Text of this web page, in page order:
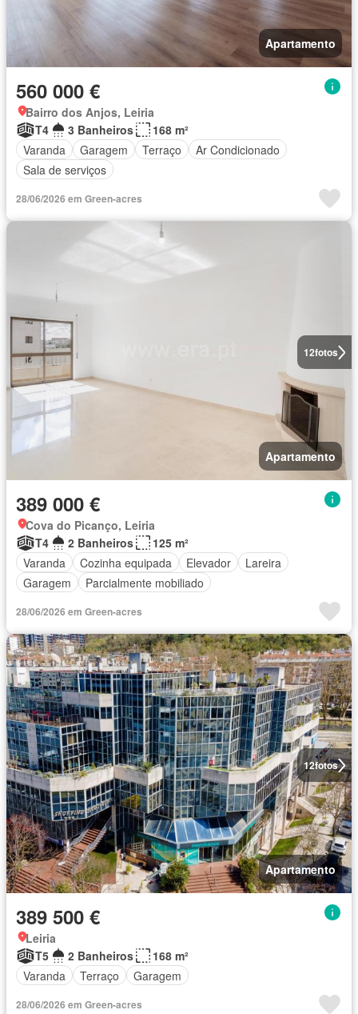
Apartamento
560 000 €
Bairro dos Anjos, Leiria
T4
3 Banheiros
168 m²
Varanda
Garagem Terraço
Ar Condicionado
Sala de serviços
28/06/2026 em Green-acres
12fotos
Apartamento
389 000 €
Cova do Picanço, Leiria
T4
2 Banheiros
125 m²
Varanda
Cozinha equipada Elevador
Lareira
Garagem
Parcialmente mobiliado
28/06/2026 em Green-acres
12fotos
Apartamento
389 500 €
Leiria
T5
2 Banheiros
168 m²
Varanda
Terraço Garagem
28/06/2026 em Green-acres